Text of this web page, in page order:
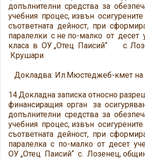
допълнителни средства за
учебния процес, извън
съответната дейност, при
паралелки с не по-малко от десет
класа в ОУ „Отец Паисий“ с.
Крушари.
Докладва: Ил.Мюстеджеб-кмет на
14.Докладна записка относно
финансиращия орган за
допълнителни средства за
учебния процес, извън
съответната дейност, при
паралелка с по-малко от десет
ОУ „Отец Паисий“ с. Лозенец,